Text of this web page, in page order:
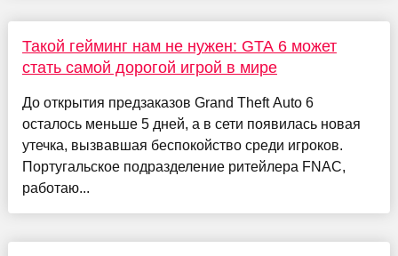
Такой гейминг нам не нужен: GTA 6 может
стать самой дорогой игрой в мире
До открытия предзаказов Grand Theft Auto 6
осталось меньше 5 дней, а в сети появилась новая
утечка, вызвавшая беспокойство среди игроков.
Португальское подразделение ритейлера FNAC,
работаю...